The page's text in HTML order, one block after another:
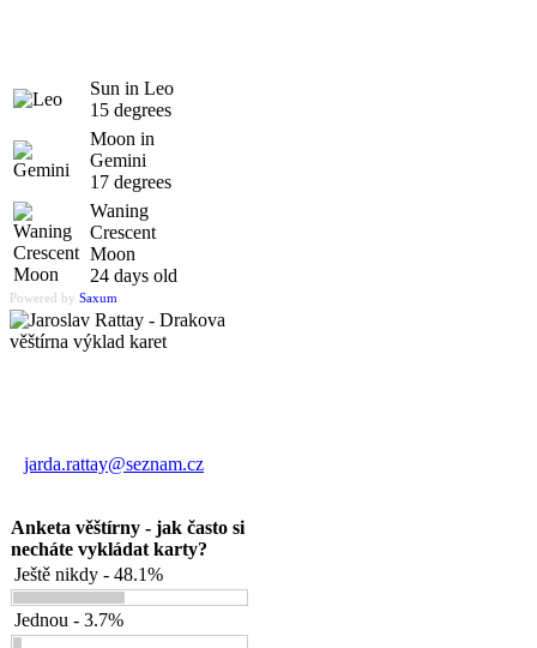
Sun in Leo
15 degrees
Moon in
Gemini
17 degrees
Waning
Crescent
Moon
24 days old
Powered by Saxum
jarda.rattay@seznam.cz
Anketa věštírny - jak často si
necháte vykládat karty?
Ještě nikdy - 48.1%
Jednou - 3.7%